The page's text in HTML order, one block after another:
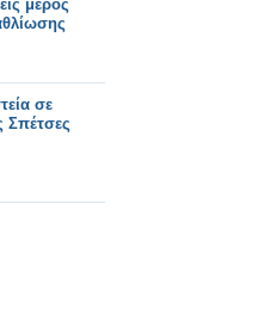
μέρος
σε
Σπέτσες